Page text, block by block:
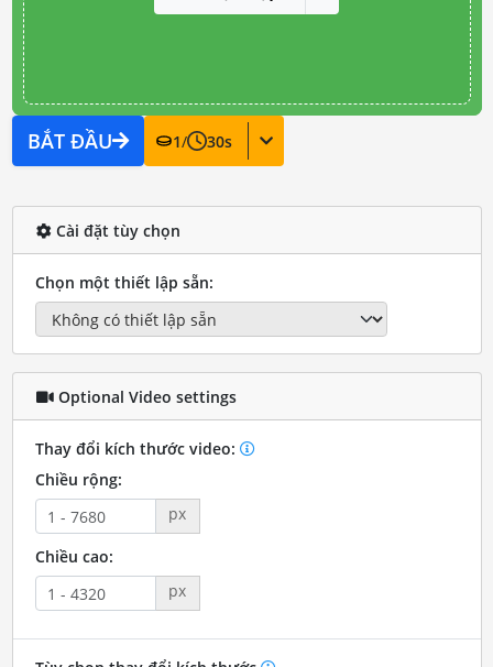
BẮT ĐẦU 1/ 30s
Cài đặt tùy chọn
Chọn một thiết lập sẵn:
Optional Video settings
Thay đổi kích thước video:
Chiều rộng:
px
Chiều cao:
px